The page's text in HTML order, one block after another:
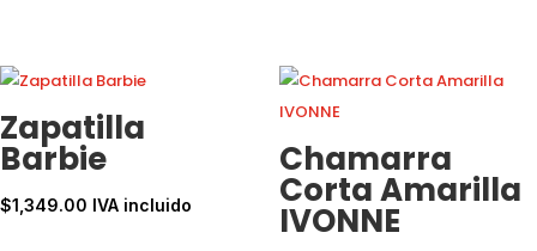
Zapatilla
Barbie
$1,349.00 IVA incluido
Chamarra
Corta Amarilla
IVONNE